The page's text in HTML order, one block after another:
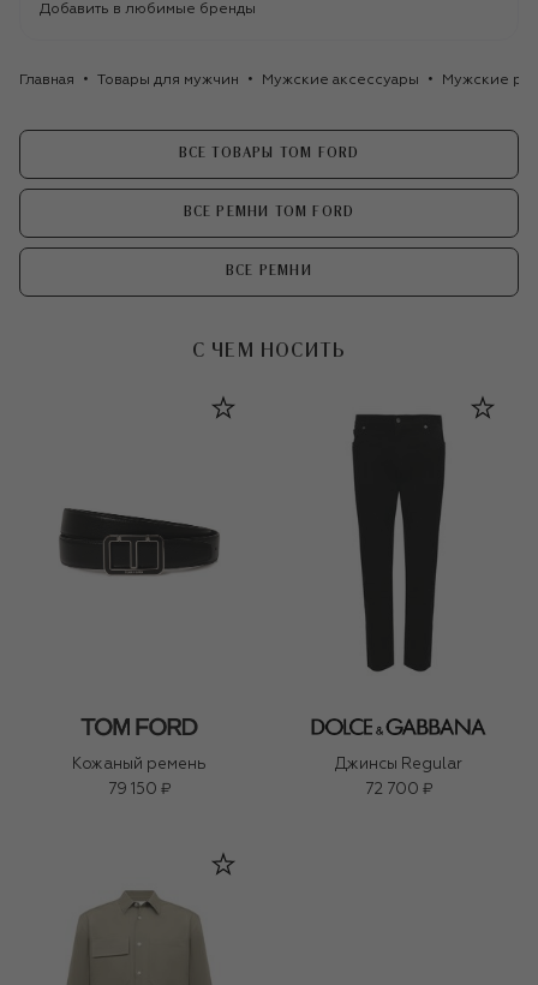
Добавить в любимые бренды
Главная Товары для мужчин Мужские аксессуары Мужские
ВСЕ ТОВАРЫ TOM FORD
ВСЕ РЕМНИ TOM FORD
ВСЕ РЕМНИ
С ЧЕМ НОСИТЬ
Кожаный ремень
79 150 ₽
Джинсы Regular
72 700 ₽